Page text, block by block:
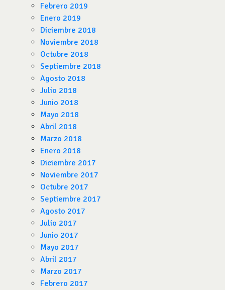
Febrero 2019
Enero 2019
Diciembre 2018
Noviembre 2018
Octubre 2018
Septiembre 2018
Agosto 2018
Julio 2018
Junio 2018
Mayo 2018
Abril 2018
Marzo 2018
Enero 2018
Diciembre 2017
Noviembre 2017
Octubre 2017
Septiembre 2017
Agosto 2017
Julio 2017
Junio 2017
Mayo 2017
Abril 2017
Marzo 2017
Febrero 2017